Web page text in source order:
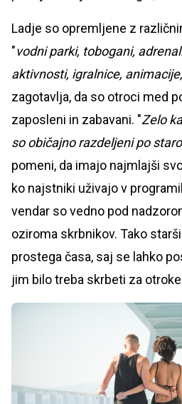
Ladje so opremljene z
"vodni parki, tobogani,
aktivnosti, igralnice,
zagotavlja, da so otroci med
zaposleni in zabavani. "Zelo
so običajno razdeljeni po
pomeni, da imajo najmlajši
ko najstniki uživajo v
vendar so vedno pod
oziroma skrbnikov. Tako
prostega časa, saj se lahko
jim bilo treba skrbeti za